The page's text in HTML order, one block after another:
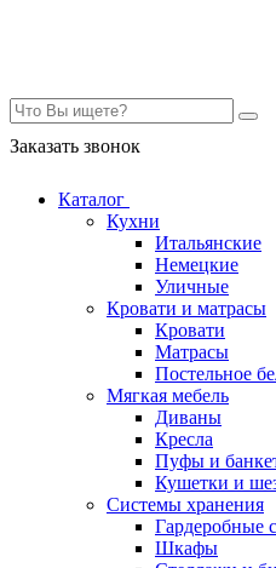
Заказать звонок
Каталог
Кухни
Итальянские
Немецкие
Уличные
Кровати и матрасы
Кровати
Матрасы
Постельное
Мягкая мебель
Диваны
Кресла
Пуфы и
Кушетки и
Системы хранения
Гардеробные
Шкафы